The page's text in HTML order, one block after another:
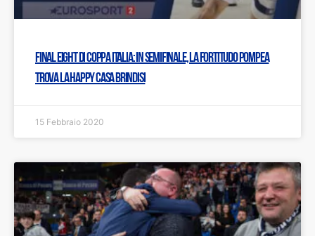
Final Eight di Coppa Italia: In semifinale, la Fortitudo Pompea
trova la Happy Casa Brindisi
15 Febbraio 2020